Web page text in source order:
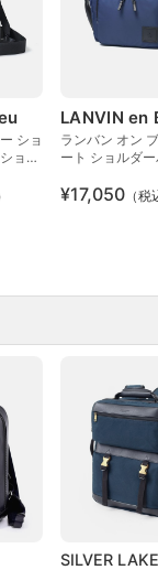
ショ
ョル
LANVIN en
ランバン オン
ート ショルダ
¥17,050 （
SILVER